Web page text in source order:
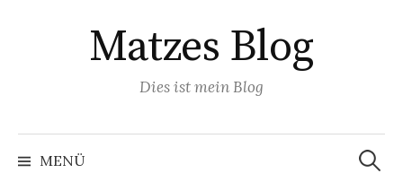
Matzes Blog
Dies ist mein Blog
MENÜ
Suchen
nach: